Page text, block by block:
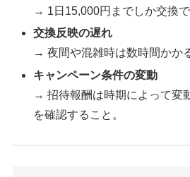
→ 1日15,000円までしか交換で
交換反映の遅れ
→ 夜間や混雑時は数時間かか
キャンペーン条件の変動
→ 招待報酬は時期によって変
を確認すること。